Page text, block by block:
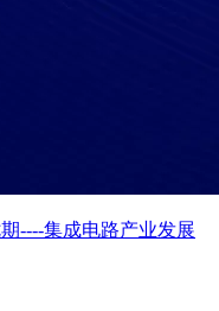
----集成电路产业发展